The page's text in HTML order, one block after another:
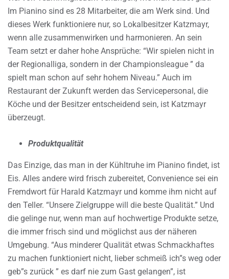
Im Pianino sind es 28 Mitarbeiter, die am Werk sind. Und
dieses Werk funktioniere nur, so Lokalbesitzer Katzmayr,
wenn alle zusammenwirken und harmonieren. An sein
Team setzt er daher hohe Ansprüche: “Wir spielen nicht in
der Regionalliga, sondern in der Championsleague ” da
spielt man schon auf sehr hohem Niveau.” Auch im
Restaurant der Zukunft werden das Servicepersonal, die
Köche und der Besitzer entscheidend sein, ist Katzmayr
überzeugt.
Produktqualität
Das Einzige, das man in der Kühltruhe im Pianino findet, ist
Eis. Alles andere wird frisch zubereitet, Convenience sei ein
Fremdwort für Harald Katzmayr und komme ihm nicht auf
den Teller. “Unsere Zielgruppe will die beste Qualität.” Und
die gelinge nur, wenn man auf hochwertige Produkte setze,
die immer frisch sind und möglichst aus der näheren
Umgebung. “Aus minderer Qualität etwas Schmackhaftes
zu machen funktioniert nicht, lieber schmeiß ich”s weg oder
geb”s zurück ” es darf nie zum Gast gelangen”, ist